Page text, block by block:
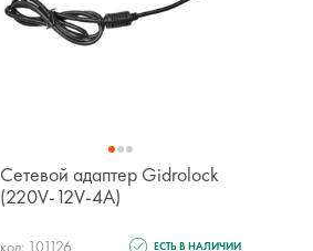
Сетевой адаптер Gidrolock
(220V-12V-4А)
код: 101126 ЕСТЬ В НАЛИЧИИ